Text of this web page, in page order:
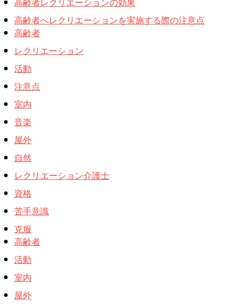
高齢者へレクリエーションを実施する際の注意点
高齢者
レクリエーション
活動
注意点
室内
音楽
屋外
自然
レクリエーション介護士
資格
苦手意識
克服
高齢者
活動
室内
屋外